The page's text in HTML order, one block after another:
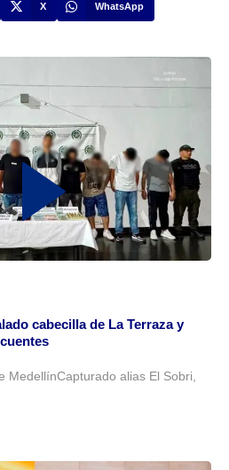
X WhatsApp
cabecilla de La Terraza y
MedellínCapturado alias El Sobri,